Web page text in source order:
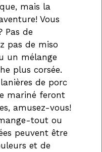
mais la
Vous
Pas de
pas de miso
un mélange
plus corsée.
de porc
mariné feront
amusez-vous!
tout ou
peuvent être
et de